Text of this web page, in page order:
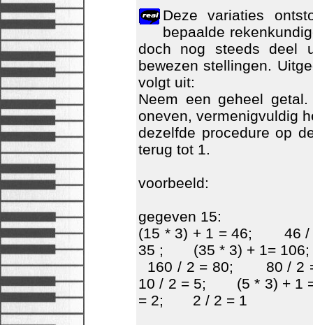
Deze variaties
bepaalde
doch nog steeds deel
bewezen stellingen.
volgt uit:
Neem een geheel
oneven, vermenigvuldig
dezelfde procedure op
terug tot 1.
voorbeeld:
gegeven 15:
(15 * 3) + 1 = 46; 46
35 ; (35 * 3) + 1=
160 / 2 = 80; 80 /
10 / 2 = 5; (5 * 3) +
= 2; 2 / 2 = 1